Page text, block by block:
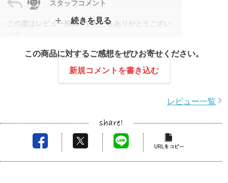
スタッフコメント
この度はレビュー投稿をいただきありがとうござい
と、大変嬉しく拝見いたしました。
分納でのご対応もスムーズに進められたのは、お客
続きを見る
この商品に対するご感想をぜひお寄せください。
新規コメントを書き込む
レビュー一覧